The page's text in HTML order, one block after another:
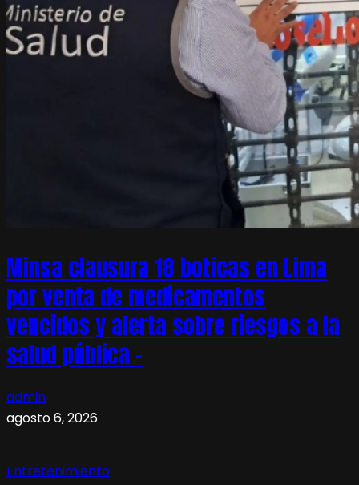
Minsa clausura 18 boticas en Lima
por venta de medicamentos
vencidos y alerta sobre riesgos a la
salud pública –
admin
agosto 6, 2026
Entretenimiento